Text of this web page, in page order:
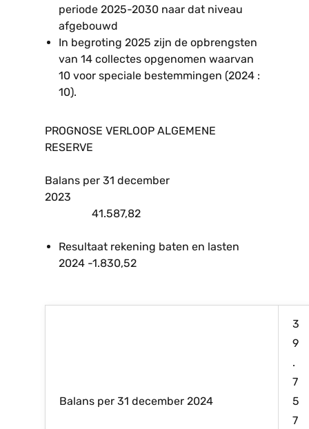
periode 2025-2030 naar dat niveau
afgebouwd
In begroting 2025 zijn de opbrengsten
van 14 collectes opgenomen waarvan
10 voor speciale bestemmingen (2024 :
10).
PROGNOSE VERLOOP ALGEMENE
RESERVE
Balans per 31 december
2023
41.587,82
Resultaat rekening baten en lasten
2024 -1.830,52
Balans per 31 december 2024
3
9
.
7
5
7